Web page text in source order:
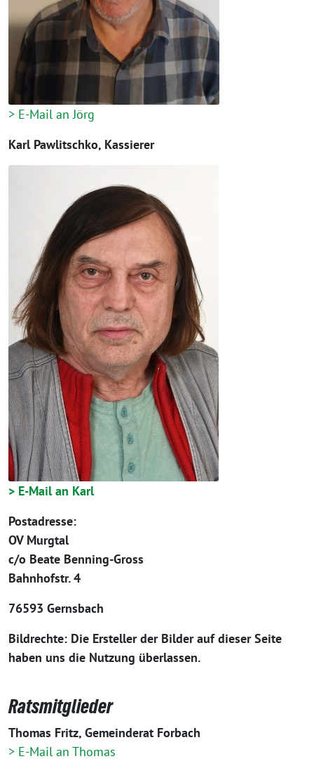
> E-Mail an Jörg
Karl Pawlitschko, Kassierer
> E-Mail an Karl
Postadresse:
OV Murgtal
c/o Beate Benning-Gross
Bahnhofstr. 4
76593 Gernsbach
Bildrechte: Die Ersteller der Bilder auf dieser Seite
haben uns die Nutzung überlassen.
Ratsmitglieder
Thomas Fritz, Gemeinderat Forbach
> E-Mail an Thomas